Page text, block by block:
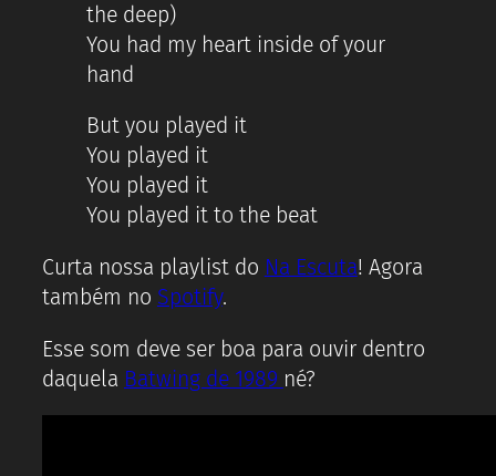
the deep)
You had my heart inside of your
hand
But you played it
You played it
You played it
You played it to the beat
Curta nossa playlist do Na Escuta! Agora
também no Spotify.
Esse som deve ser boa para ouvir dentro
daquela Batwing de 1989 né?